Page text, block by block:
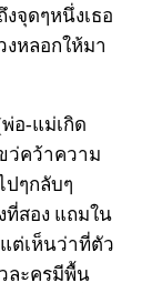
จุดๆหนึ่งเธอ
งหลอกให้มา
อ-แม่เกิด
ว่คว้าความ
ปๆกลับๆ
ที่สอง แถมใน
ต่เห็นว่าที่ตัว
ละครมีพื้น